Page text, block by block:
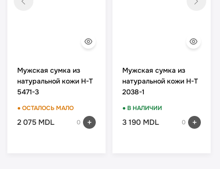
Мужская сумка из
натуральной кожи H-T
5471-3
● ОСТАЛОСЬ МАЛО
2 075 MDL 0
Mужская сумка из
натуральной кожи H-T
2038-1
● В НАЛИЧИИ
3 190 MDL 0